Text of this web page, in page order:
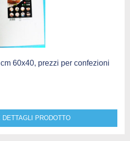
60x40, prezzi per confezioni
DETTAGLI PRODOTTO